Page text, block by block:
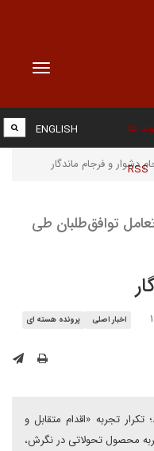
Toggle
ها
RSS
ENGLISH
دشوار و فرجام ماندگار
توافق‌‌طلبان طی
اخبار اصلی
پرونده هسته ای
تجربه «اقدام متقابل و
محصول تحولاتی در نگرش،